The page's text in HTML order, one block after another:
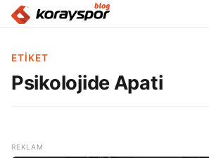
ETIKET
Psikolojide Apati